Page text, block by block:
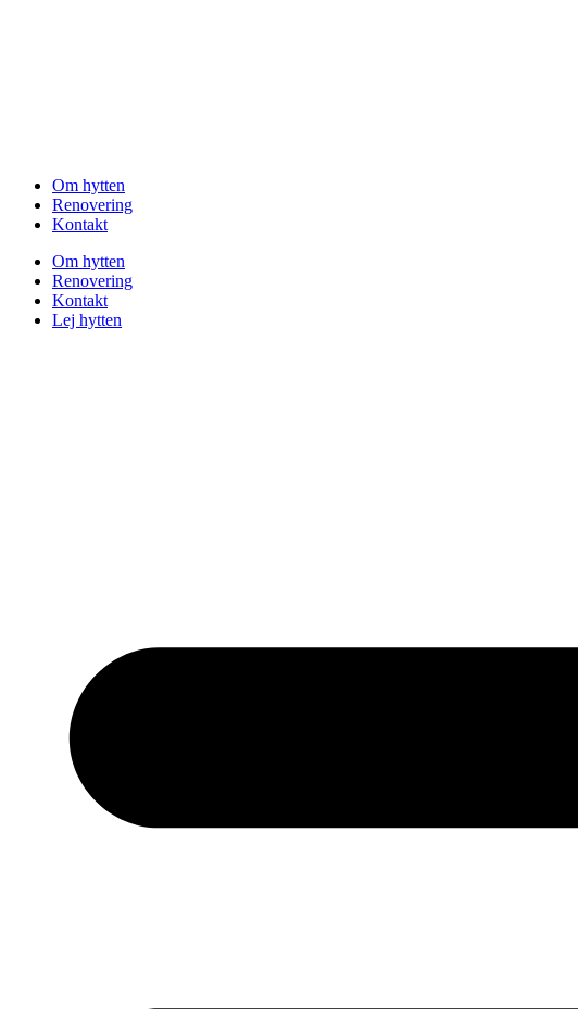
Om hytten
Renovering
Kontakt
Om hytten
Renovering
Kontakt
Lej hytten